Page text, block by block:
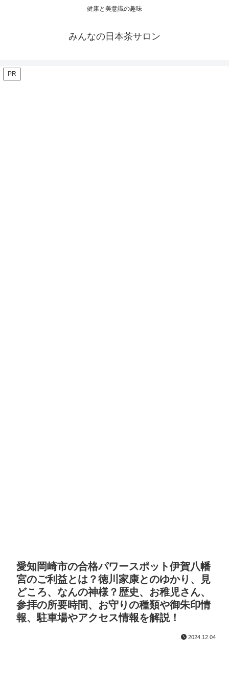
健康と美意識の趣味
みんなの日本茶サロン
PR
愛知岡崎市の合格パワースポット伊賀八幡
宮のご利益とは？徳川家康とのゆかり、見
どころ、なんの神様？歴史、お稚児さん、
参拝の所要時間、お守りの種類や御朱印情
報、駐車場やアクセス情報を解説！
2024.12.04